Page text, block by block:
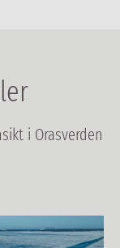
i Orasverden